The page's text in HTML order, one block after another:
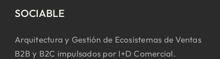
SOCIABLE
Arquitectura y Gestión de Ecosistemas de Ventas
B2B y B2C impulsados por I+D Comercial.